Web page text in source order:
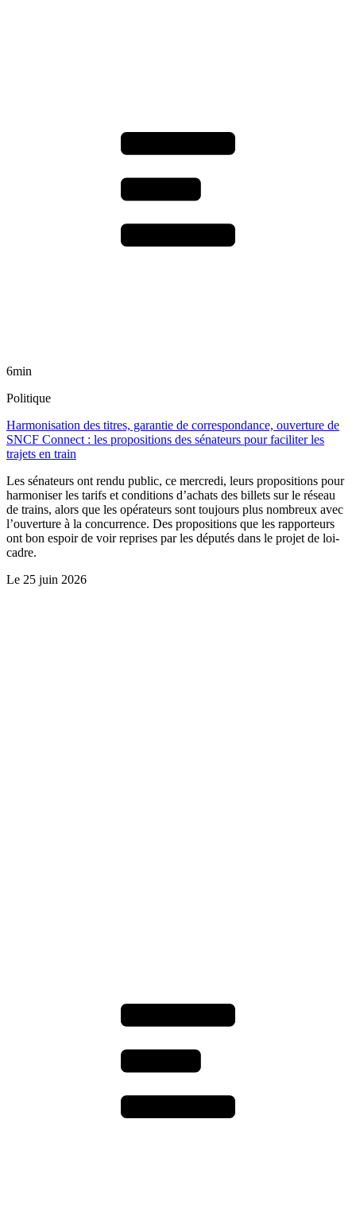
6min
Politique
Harmonisation des titres, garantie de correspondance, ouverture de
SNCF Connect : les propositions des sénateurs pour faciliter les
trajets en train
Les sénateurs ont rendu public, ce mercredi, leurs propositions pour
harmoniser les tarifs et conditions d’achats des billets sur le réseau
de trains, alors que les opérateurs sont toujours plus nombreux avec
l’ouverture à la concurrence. Des propositions que les rapporteurs
ont bon espoir de voir reprises par les députés dans le projet de loi-
cadre.
Le 25 juin 2026